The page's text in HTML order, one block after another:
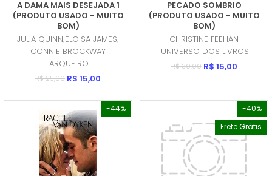
A DAMA MAIS DESEJADA 1
(PRODUTO USADO - MUITO
BOM)
JULIA QUINN;ELOISA JAMES;
CONNIE BROCKWAY
ARQUEIRO
R$ 25,00 R$ 15,00
PECADO SOMBRIO
(PRODUTO USADO - MUITO
BOM)
CHRISTINE FEEHAN
UNIVERSO DOS LIVROS
R$ 30,00 R$ 15,00
-44%
-40%
Frete Grátis